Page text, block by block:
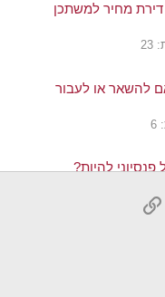
מחיר למשתכן
להשאר או לעבור
להיות?
אלקטרוני
הוסף קישור